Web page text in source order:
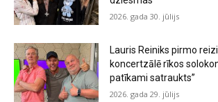
2026. gada 30. jūlijs
Lauris Reiniks pirmo
koncertzālē rīkos
patīkami satraukts”
2026. gada 29. jūlijs